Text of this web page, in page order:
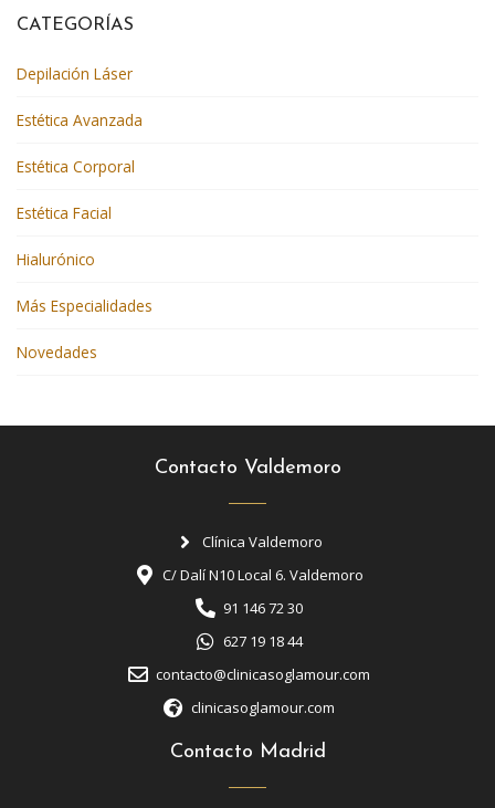
CATEGORÍAS
Depilación Láser
Estética Avanzada
Estética Corporal
Estética Facial
Hialurónico
Más Especialidades
Novedades
Contacto Valdemoro
Clínica Valdemoro
C/ Dalí N10 Local 6. Valdemoro
91 146 72 30
627 19 18 44
contacto@clinicasoglamour.com
clinicasoglamour.com
Contacto Madrid